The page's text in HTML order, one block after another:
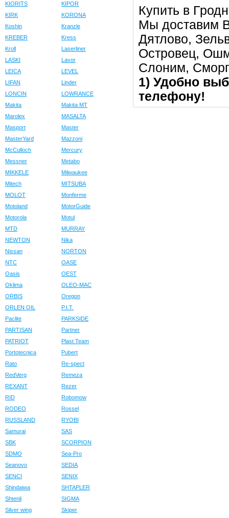
KIORITS
KIPOR
KIRK
KORONA
Koshin
Kranzle
KREBER
Kress
Kroll
Laserliner
LASKI
Lavor
LEICA
LEVEL
LIFAN
Linder
LONCIN
LOWRANCE
Makita
Makita MT
Marolex
MASALTA
Masport
Master
MasterYard
Mazzoni
McCulloch
Mercury
Messner
Metabo
MIKKELE
Milwaukee
Mitech
MITSUBA
MOLOT
Monferme
Motoland
MotorGuide
Motorola
Motul
MTD
MURRAY
NEWTON
Nika
Nissan
NORTON
NTC
OASE
Oasis
OEST
Oklima
OLEO-MAC
ORBIS
Oregon
ORLEN OIL
P.I.T.
Paclite
PARKSIDE
PARTISAN
Partner
PATRIOT
Plast Team
Portotecnica
Pubert
Rato
Re-spect
RedVerg
Remeza
REXANT
Rezer
RID
Robomow
RODEO
Rossel
RUSSLAND
RYOBI
Samurai
SAS
SBK
SCORPION
SDMO
Sea-Pro
Seanovo
SEDIA
SENCI
SENIX
Shindaiwa
SHTAPLER
Shtenli
SIGMA
Silver wing
Skiper
Купить в
Мы доставим
Дятлово,
Островец,
Слоним,
1) Удобно
телефону!